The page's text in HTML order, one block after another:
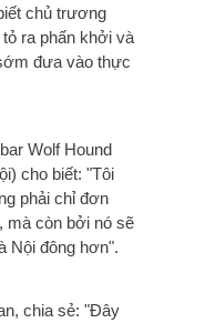
chủ trương
ra phấn khởi và
đưa vào thực
Wolf Hound
cho biết: "Tôi
phải chỉ đơn
mà còn bởi nó sẽ
Nội đông hơn".
chia sẻ: "Đây